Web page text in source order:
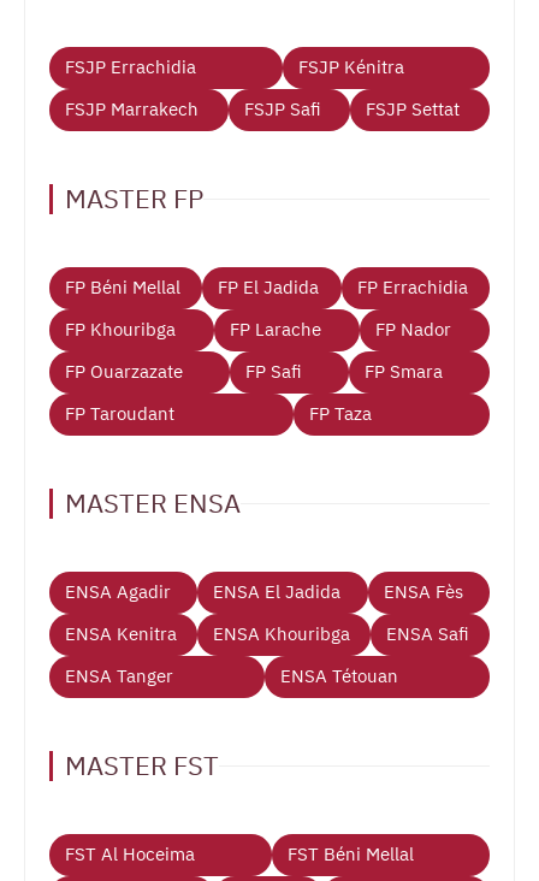
FSJP Errachidia
FSJP Kénitra
FSJP Marrakech
FSJP Safi FSJP Settat
MASTER FP
FP Béni Mellal FP El Jadida
FP Errachidia
FP Khouribga
FP Larache
FP Nador
FP Ouarzazate
FP Safi
FP Smara
FP Taroudant
FP Taza
MASTER ENSA
ENSA Agadir ENSA El Jadida
ENSA Fès
ENSA Kenitra
ENSA Khouribga
ENSA Safi
ENSA Tanger
ENSA Tétouan
MASTER FST
FST Al Hoceima
FST Béni Mellal